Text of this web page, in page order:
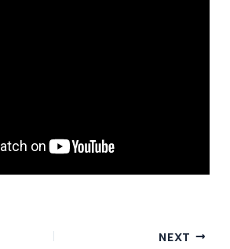
NEXT